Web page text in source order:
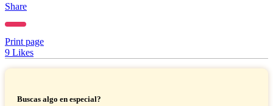
Share
Print page
9 Likes
Buscas algo en especial?